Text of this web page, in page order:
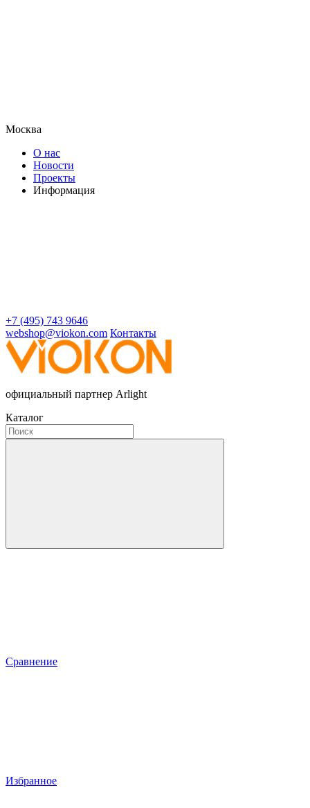
Москва
О нас
Новости
Проекты
Информация
+7 (495) 743 9646
webshop@viokon.com Контакты
официальный партнер Arlight
Каталог
Сравнение
Избранное